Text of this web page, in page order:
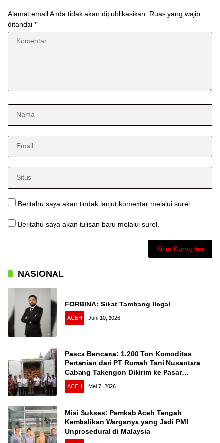
Alamat email Anda tidak akan dipublikasikan.
Ruas yang wajib
ditandai *
Beritahu saya akan tindak lanjut komentar melalui surel.
Beritahu saya akan tulisan baru melalui surel.
NASIONAL
FORBINA: Sikat Tambang Ilegal
ACEH Juni 10, 2026
Pasca Bencana: 1.200 Ton Komoditas
Pertanian dari PT Rumah Tani Nusantara
Cabang Takengon Dikirim ke Pasar
Nasional
ACEH Mei 7, 2026
Misi Sukses: Pemkab Aceh Tengah
Kembalikan Warganya yang Jadi PMI
Unprosedural di Malaysia